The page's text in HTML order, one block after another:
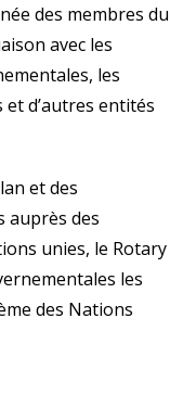
des membres du
avec les
les
d’autres entités
et des
auprès des
unies, le Rotary
les
des Nations